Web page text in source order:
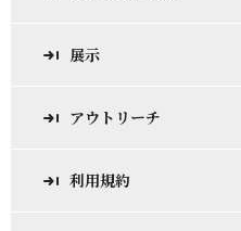
展示
アウトリーチ
利用規約